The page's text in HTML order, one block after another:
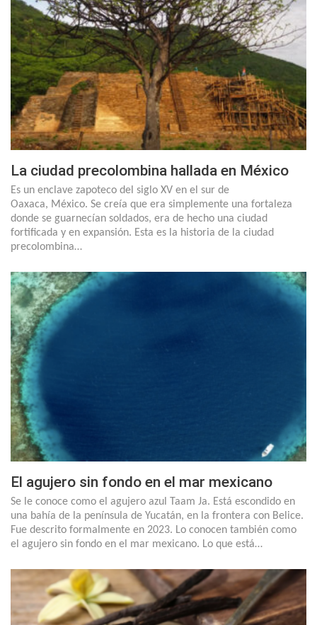
La ciudad precolombina hallada en México
Es un enclave zapoteco del siglo XV en el sur de
Oaxaca, México. Se creía que era simplemente una fortaleza
donde se guarnecían soldados, era de hecho una ciudad
fortificada y en expansión. Esta es la historia de la ciudad
precolombina…
El agujero sin fondo en el mar mexicano
Se le conoce como el agujero azul Taam Ja. Está escondido en
una bahía de la península de Yucatán, en la frontera con Belice.
Fue descrito formalmente en 2023. Lo conocen también como
el agujero sin fondo en el mar mexicano. Lo que está…